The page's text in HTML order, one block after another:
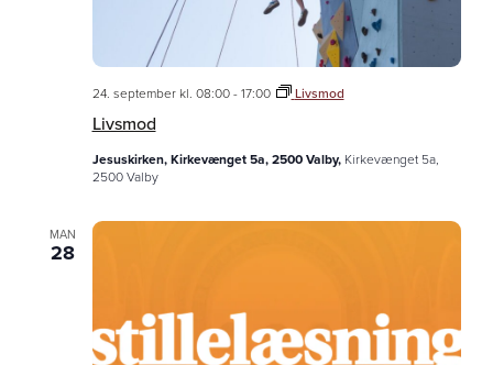
Livsmod
24. september kl. 08:00-17:00 Livsmod
Jesuskirken, Kirkevænget 5a, 2500 Valby, Kirkevænget 5a,
2500 Valby
MAN
28